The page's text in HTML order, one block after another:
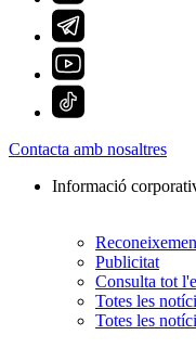
Contacta amb nosaltres
Informació
Publicitat
Consulta tot
Totes les
Totes les